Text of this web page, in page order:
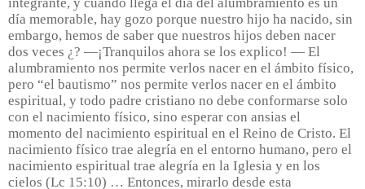
día memorable, hay gozo porque nuestro hijo ha nacido, sin
embargo, hemos de saber que nuestros hijos deben nacer
dos veces ¿? —¡Tranquilos ahora se los explico! — El
alumbramiento nos permite verlos nacer en el ámbito físico,
pero “el bautismo” nos permite verlos nacer en el ámbito
espiritual, y todo padre cristiano no debe conformarse solo
con el nacimiento físico, sino esperar con ansias el
momento del nacimiento espiritual en el Reino de Cristo. El
nacimiento físico trae alegría en el entorno humano, pero el
nacimiento espiritual trae alegría en la Iglesia y en los
cielos (Lc 15:10) … Entonces, mirarlo desde esta